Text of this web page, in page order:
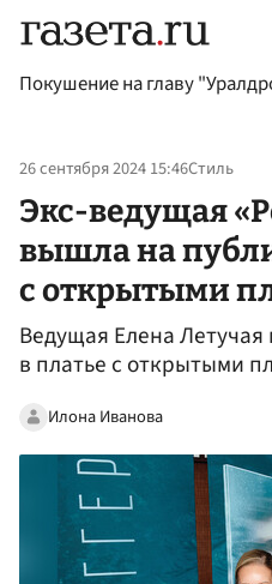
Покушение на главу
26 сентября 2024 15:46Стиль
Экс-ведущая
вышла на
с открытыми
Ведущая Елена Летучая
в платье с открытыми
Илона Иванова